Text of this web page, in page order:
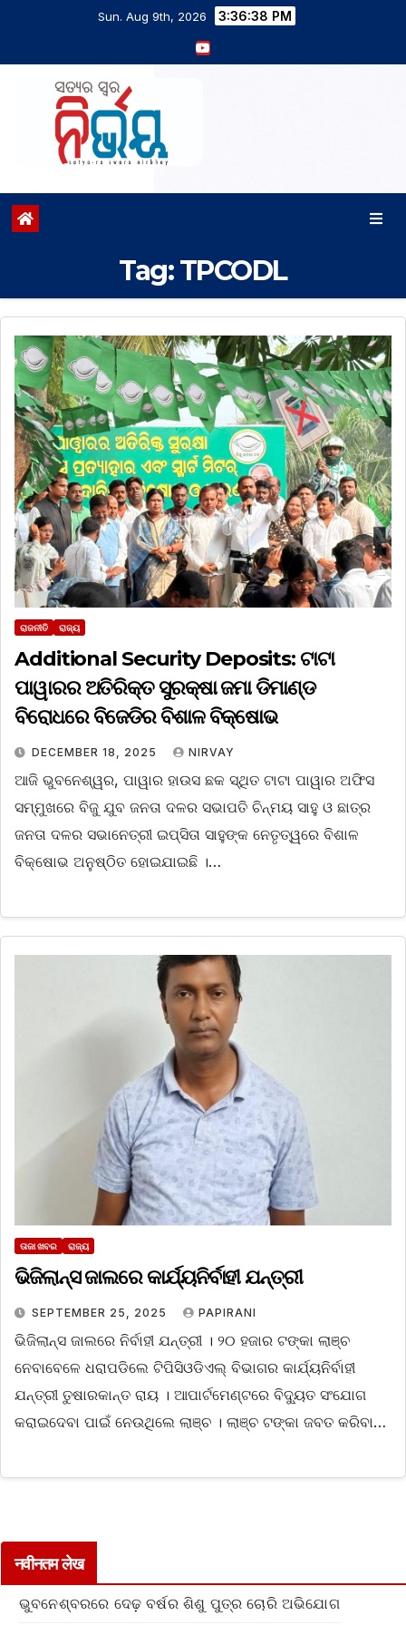
Sun. Aug 9th, 2026 3:36:39 PM
Tag:TPCODL
ରାଜନୀତି ରାଜ୍ୟ
Additional Security Deposits: ଟାଟା
ପାୱାରର ଅତିରିକ୍ତ ସୁରକ୍ଷା ଜମା ଡିମାଣ୍ଡ
ବିରୋଧରେ ବିଜେଡିର ବିଶାଳ ବିକ୍ଷୋଭ
DECEMBER 18, 2025 NIRVAY
ଆଜି ଭୁବନେଶ୍ୱର, ପାୱାର ହାଉସ ଛକ ସ୍ଥିତ ଟାଟା ପାୱାର ଅଫିସ
ସମ୍ମୁଖରେ ବିଜୁ ଯୁବ ଜନତା ଦଳର ସଭାପତି ଚିନ୍ମୟ ସାହୁ ଓ ଛାତ୍ର
ଜନତା ଦଳର ସଭାନେତ୍ରୀ ଇପ୍ସିତା ସାହୁଙ୍କ ନେତୃତ୍ୱରେ ବିଶାଳ
ବିକ୍ଷୋଭ ଅନୁଷ୍ଠିତ ହୋଇଯାଇଛି ।…
ତାଜା ଖବର ରାଜ୍ୟ
ଭିଜିଲାନ୍ସ ଜାଲରେ କାର୍ଯ୍ୟନିର୍ବାହୀ ଯନ୍ତ୍ରୀ
SEPTEMBER 25, 2025 PAPIRANI
ଭିଜିଲାନ୍ସ ଜାଲରେ ନିର୍ବାହୀ ଯନ୍ତ୍ରୀ । ୨୦ ହଜାର ଟଙ୍କା ଲାଞ୍ଚ
ନେବାବେଳେ ଧରାପଡିଲେ ଟିପିସିଓଡିଏଲ୍ ବିଭାଗର କାର୍ଯ୍ୟନିର୍ବାହୀ
ଯନ୍ତ୍ରୀ ତୁଷାରକାନ୍ତ ରାୟ । ଆପାର୍ଟମେଣ୍ଟରେ ବିଦ୍ୟୁତ ସଂଯୋଗ
କରାଇଦେବା ପାଇଁ ନେଉଥିଲେ ଲାଞ୍ଚ । ଲାଞ୍ଚ ଟଙ୍କା ଜବତ କରିବା…
नवीनतम लेख
ଭୁବନେଶ୍ବରରେ ଦେଢ଼ ବର୍ଷର ଶିଶୁ ପୁତ୍ର ଚୋରି ଅଭିଯୋଗ